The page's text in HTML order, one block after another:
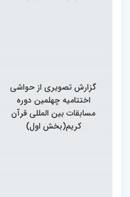
گزارش تصویری از حواشی
اختتامیه چهلمین دوره
مسابقات بین المللی قرآن
کریم(بخش اول)